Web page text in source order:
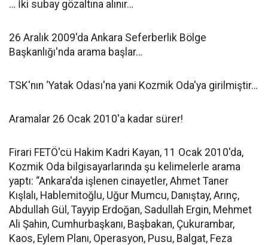
… İki subay gözaltına alınır…
26 Aralık 2009'da Ankara Seferberlik Bölge
Başkanlığı'nda arama başlar…
TSK'nın ‘Yatak Odası'na yani Kozmik Oda'ya girilmiştir…
Aramalar 26 Ocak 2010'a kadar sürer!
Firari FETÖ'cü Hakim Kadri Kayan, 11 Ocak 2010'da,
Kozmik Oda bilgisayarlarında şu kelimelerle arama
yaptı: “Ankara'da işlenen cinayetler, Ahmet Taner
Kışlalı, Hablemitoğlu, Uğur Mumcu, Danıştay, Arınç,
Abdullah Gül, Tayyip Erdoğan, Sadullah Ergin, Mehmet
Ali Şahin, Cumhurbaşkanı, Başbakan, Çukurambar,
Kaos, Eylem Planı, Operasyon, Pusu, Balgat, Feza